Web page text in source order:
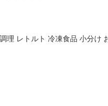
理 レトルト 冷凍食品 小分け